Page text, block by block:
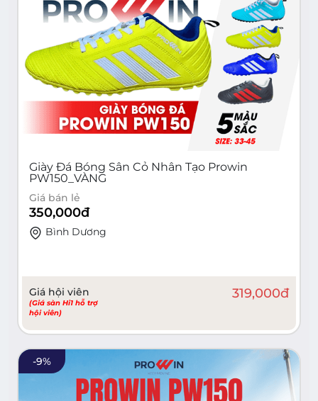
Giày Đá Bóng Sân Cỏ Nhân Tạo Prowin
PW150_VÀNG
Giá bán lẻ
350,000đ
Bình Dương
Giá hội viên
(Giá sàn Hi1 hỗ trợ
hội viên)
319,000đ
-9%